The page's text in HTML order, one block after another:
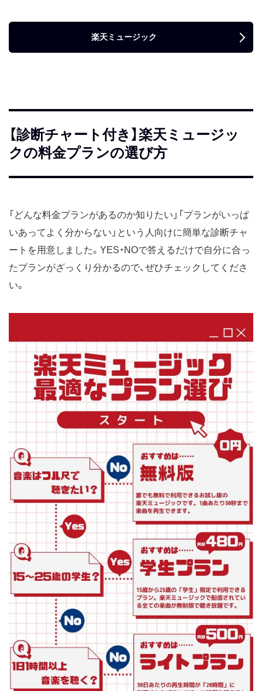
楽天ミュージック
【診断チャート付き】楽天ミュージッ
クの料金プランの選び方
「どんな料金プランがあるのか知りたい」「プランがいっぱ
いあってよく分からない」という人向けに簡単な診断チャ
ートを用意しました。YES・NOで答えるだけで自分に合っ
たプランがざっくり分かるので、ぜひチェックしてくださ
い。